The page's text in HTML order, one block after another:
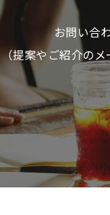
お問い合
（提案やご紹介の